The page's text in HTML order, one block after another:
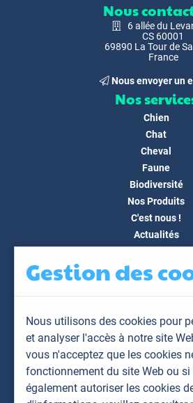
Nous
6 allée du
CS 60001
69890 La Tour de
France
Nous envoyer un
Nos
Chien
Chat
Cheval
Faune
Biodiversité
Nos Produits
C'est nous !
Actualités
FAQ
Mon espace
Mes animaux
Mes résultats
Mes commandes
Mes factures
Gestion des
Nous utilisons des cookies pour
et analyser l'accès à notre site
vous n'acceptez que les cookies
fonctionnement du site Web ou
également autoriser les cookies